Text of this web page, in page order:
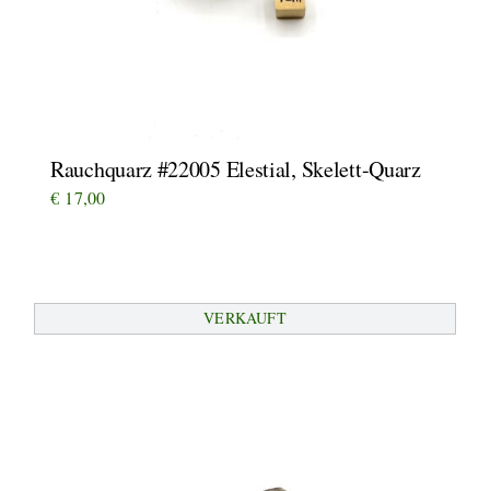
Rauchquarz #22005 Elestial, Skelett-Quarz
€ 17,00
VERKAUFT